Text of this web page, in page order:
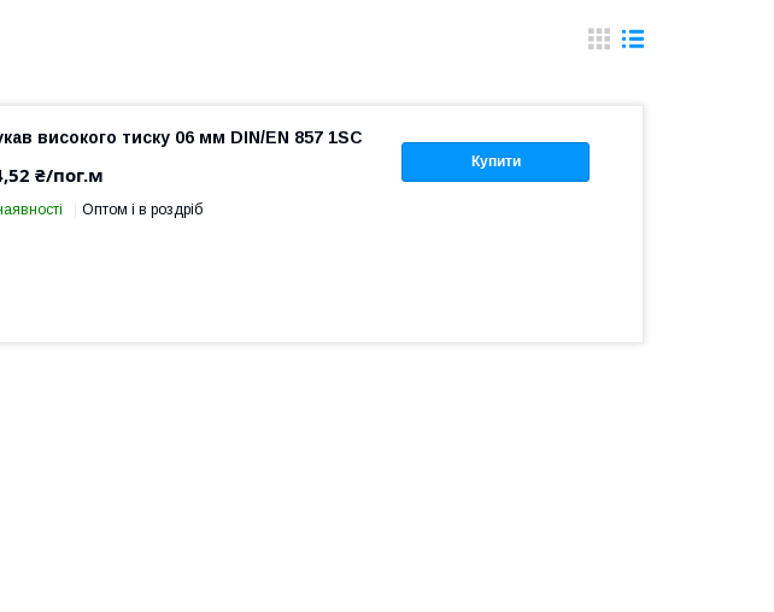
Купити
високого тиску 06 мм DIN/EN 857 1SC
₴/пог.м
Оптом і в роздріб